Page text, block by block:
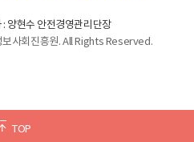
TOP
양현수 안전경영관리단장
사회진흥원. All Rights Reserved.